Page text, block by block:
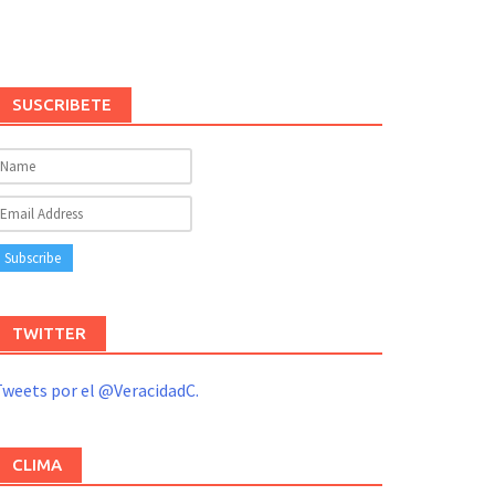
SUSCRIBETE
TWITTER
por el @VeracidadC.
CLIMA